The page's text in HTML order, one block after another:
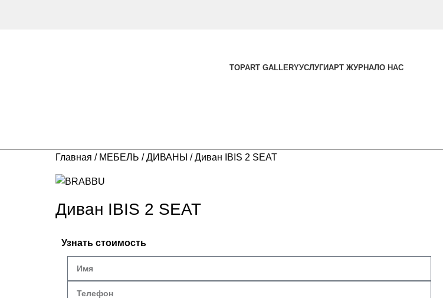
TOPART GALLERYУСЛУГИАРТ ЖУРНАЛО НАС
Главная
МЕБЕЛЬ ДИВАНЫ Диван IBIS 2 SEAT
Диван IBIS 2 SEAT
Узнать стоимость